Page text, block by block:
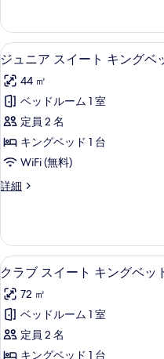
ベ
ッ
ド
1
台
の
す
べ
て
真
を
表
示
す
る
ー
ム
ダ
ル
ベ
ド
台
の
詳
ジ
ュ
ニ
ア
ス
イ
ー
ト
ン
グ
ベ
ッ
ド
1
台
10
ジュニア スイート キングベ
44 ㎡
ベッドルーム 1 室
定員 2 名
キングベッド 1 台
WiFi (無料)
詳細
ジ
ス
イ
ー
キ
ン
ベ
ッ
ク
ラ
ブ
ス
イ
12
クラブ スイート キングベッ
72 ㎡
ベッドルーム 1 室
定員 2 名
キングベッド 1 台